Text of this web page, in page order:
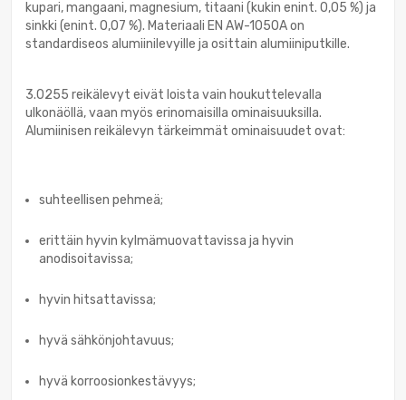
kupari, mangaani, magnesium, titaani (kukin enint. 0,05 %) ja
sinkki (enint. 0,07 %). Materiaali EN AW-1050A on
standardiseos alumiinilevyille ja osittain alumiiniputkille.
3.0255 reikälevyt eivät loista vain houkuttelevalla
ulkonäöllä, vaan myös erinomaisilla ominaisuuksilla.
Alumiinisen reikälevyn tärkeimmät ominaisuudet ovat:
suhteellisen pehmeä;
erittäin hyvin kylmämuovattavissa ja hyvin
anodisoitavissa;
hyvin hitsattavissa;
hyvä sähkönjohtavuus;
hyvä korroosionkestävyys;